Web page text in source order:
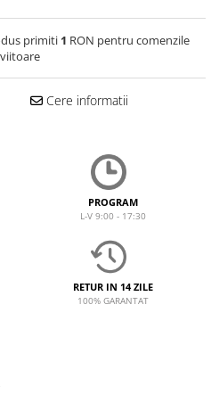
primiti 1 RON pentru comenzile
viitoare
Cere informatii
PROGRAM
L-V 9:00 - 17:30
RETUR IN 14 ZILE
100% GARANTAT